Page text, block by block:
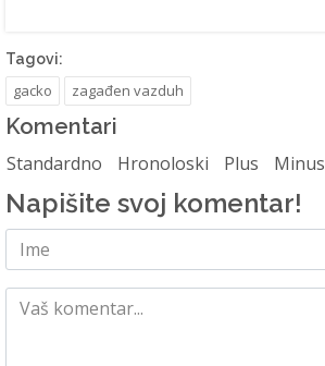
Tagovi:
gacko zagađen vazduh
Komentari
Standardno Hronoloski Plus Minus
Napišite svoj komentar!